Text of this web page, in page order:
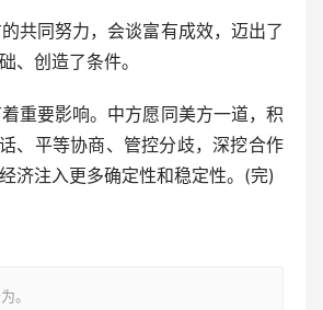
共同努力，会谈富有成效，迈出了
、创造了条件。
重要影响。中方愿同美方一道，积
、平等协商、管控分歧，深挖合作
济注入更多确定性和稳定性。(完)
。